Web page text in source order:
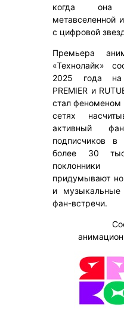
когда она
метавселенной
с цифровой
Премьера
«Технолайк»
2025 года на
PREMIER и
стал феноменом
сетях
активный
подписчиков в
более 30
придумывают
и музыкальные
фан-встречи.